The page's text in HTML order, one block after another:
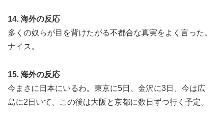
14. 海外の反応
多くの奴らが目を背けたがる不都合な真実をよく言った。
ナイス。
15. 海外の反応
今まさに日本にいるわ。東京に5日、金沢に3日、今は広
島に2日いて、この後は大阪と京都に数日ずつ行く予定。